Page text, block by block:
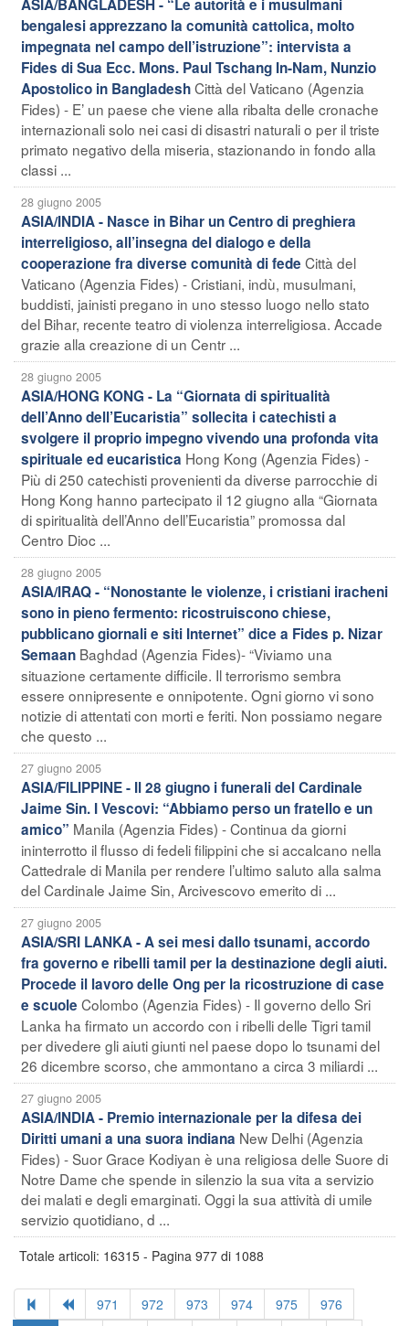
ASIA/BANGLADESH - “Le autorità e i musulmani
bengalesi apprezzano la comunità cattolica, molto
impegnata nel campo dell’istruzione”: intervista a
Fides di Sua Ecc. Mons. Paul Tschang In-Nam, Nunzio
Apostolico in BangladeshCittà del Vaticano (Agenzia
Fides) - E’ un paese che viene alla ribalta delle cronache
internazionali solo nei casi di disastri naturali o per il triste
primato negativo della miseria, stazionando in fondo alla
classi ...
28 giugno 2005
ASIA/INDIA - Nasce in Bihar un Centro di preghiera
interreligioso, all’insegna del dialogo e della
cooperazione fra diverse comunità di fede Città del
Vaticano (Agenzia Fides) - Cristiani, indù, musulmani,
buddisti, jainisti pregano in uno stesso luogo nello stato
del Bihar, recente teatro di violenza interreligiosa. Accade
grazie alla creazione di un Centr ...
28 giugno 2005
ASIA/HONG KONG - La “Giornata di spiritualità
dell’Anno dell’Eucaristia” sollecita i catechisti a
svolgere il proprio impegno vivendo una profonda vita
spirituale ed eucaristica Hong Kong (Agenzia Fides) -
Più di 250 catechisti provenienti da diverse parrocchie di
Hong Kong hanno partecipato il 12 giugno alla “Giornata
di spiritualità dell’Anno dell’Eucaristia” promossa dal
Centro Dioc ...
28 giugno 2005
ASIA/IRAQ - “Nonostante le violenze, i cristiani iracheni
sono in pieno fermento: ricostruiscono chiese,
pubblicano giornali e siti Internet” dice a Fides p. Nizar
Semaan Baghdad (Agenzia Fides)- “Viviamo una
situazione certamente difficile. Il terrorismo sembra
essere onnipresente e onnipotente. Ogni giorno vi sono
notizie di attentati con morti e feriti. Non possiamo negare
che questo ...
27 giugno 2005
ASIA/FILIPPINE - Il 28 giugno i funerali del Cardinale
Jaime Sin. I Vescovi: “Abbiamo perso un fratello e un
amico” Manila (Agenzia Fides) - Continua da giorni
ininterrotto il flusso di fedeli filippini che si accalcano nella
Cattedrale di Manila per rendere l’ultimo saluto alla salma
del Cardinale Jaime Sin, Arcivescovo emerito di ...
27 giugno 2005
ASIA/SRI LANKA - A sei mesi dallo tsunami, accordo
fra governo e ribelli tamil per la destinazione degli aiuti.
Procede il lavoro delle Ong per la ricostruzione di case
e scuole Colombo (Agenzia Fides) - Il governo dello Sri
Lanka ha firmato un accordo con i ribelli delle Tigri tamil
per divedere gli aiuti giunti nel paese dopo lo tsunami del
26 dicembre scorso, che ammontano a circa 3 miliardi ...
27 giugno 2005
ASIA/INDIA - Premio internazionale per la difesa dei
Diritti umani a una suora indiana New Delhi (Agenzia
Fides) - Suor Grace Kodiyan è una religiosa delle Suore di
Notre Dame che spende in silenzio la sua vita a servizio
dei malati e degli emarginati. Oggi la sua attività di umile
servizio quotidiano, d ...
Totale articoli: 16315 - Pagina 977 di 1088
971 972 973 974 975
976